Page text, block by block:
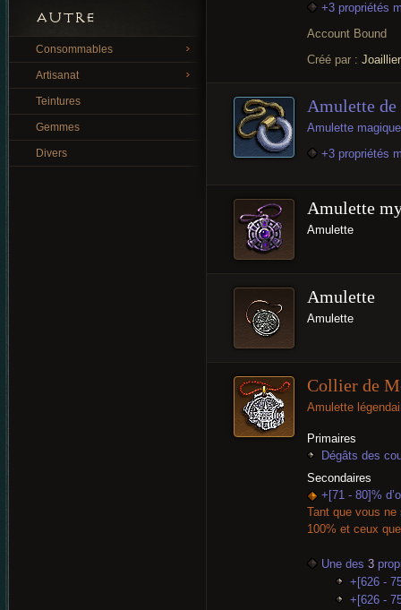
AUTRE
Consommables
Artisanat
Teintures
Gemmes
Divers
+3 propriétés
Account Bound
Créé par : Joaillier
Amulette
Amulette magique
+3 propriétés
Amulette
Amulette
Amulette
Amulette
Collier de
Amulette
Primaires
Dégâts des
Secondaires
+[71 - 80]%
Tant que vous
100% et ceux
Une des 3
+[626 -
+[626 -